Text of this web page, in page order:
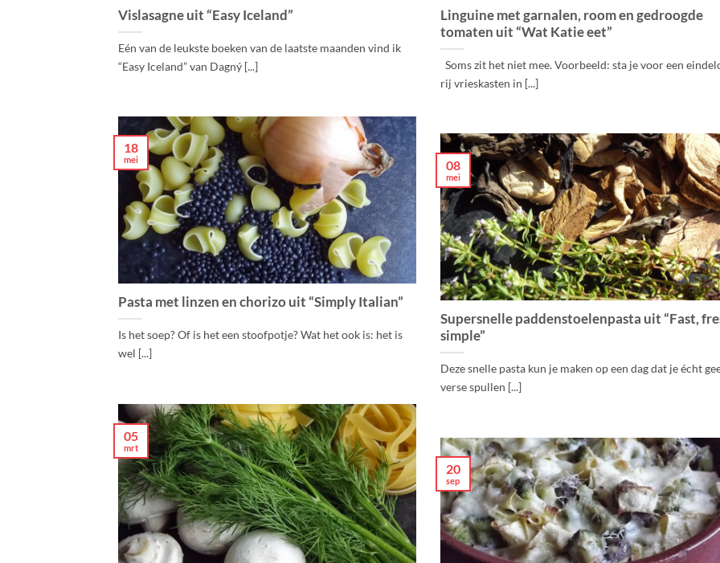
Vislasagne uit “Easy Iceland”
Eén van de leukste boeken van de laatste maanden vind ik
“Easy Iceland” van Dagný [...]
Linguine met garnalen, room en gedroogde
tomaten uit “Wat Katie eet”
Soms zit het niet mee. Voorbeeld: sta je voor een
rij vrieskasten in [...]
Pasta met linzen en chorizo uit “Simply Italian”
Is het soep? Of is het een stoofpotje? Wat het ook is: het is
wel [...]
18
mei
Supersnelle paddenstoelenpasta uit “Fast,
simple”
Deze snelle pasta kun je maken op een dag dat je écht
verse spullen [...]
08
mei
05
mrt
20
sep